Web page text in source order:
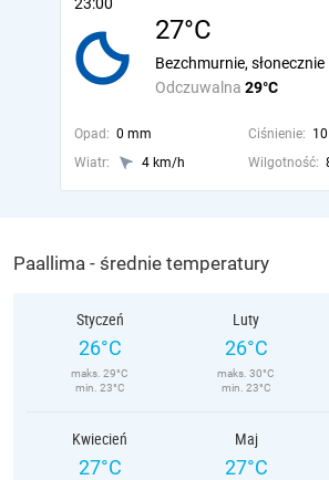
27°C
Odczuwalna 29°C
Bezchmurnie, słonecznie
Opad: 0 mm Ciśnienie:
Wiatr:
4 km/h Wilgotność:
Paallima - średnie temperatury
Styczeń
26°C
maks. 29°C
min. 23°C
Luty
26°C
maks. 30°C
min. 23°C
Kwiecień
27°C
Maj
27°C